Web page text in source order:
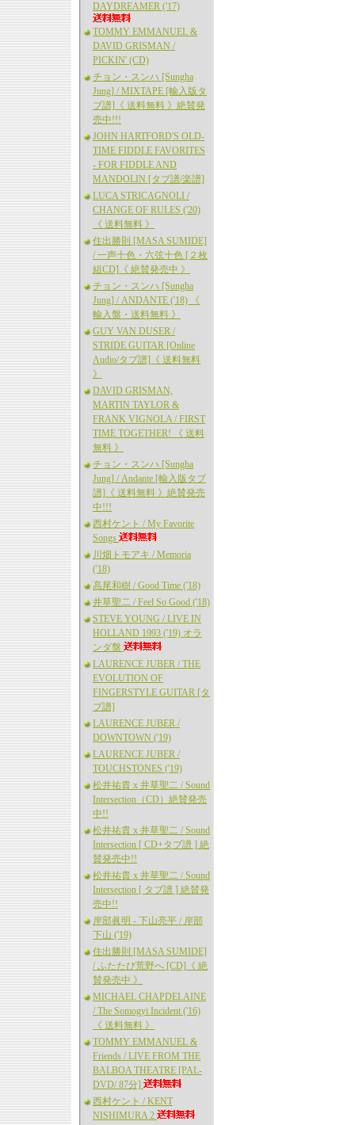
DAYDREAMER ('17)
TOMMY EMMANUEL &
DAVID GRISMAN /
PICKIN' (CD)
チョン・スンハ [Sungha
Jung] / MIXTAPE [輸入版タ
ブ譜]《 送料無料 》絶賛発
売中!!!
JOHN HARTFORD'S OLD-
TIME FIDDLE FAVORITES
- FOR FIDDLE AND
MANDOLIN [タブ譜/楽譜]
LUCA STRICAGNOLI /
CHANGE OF RULES ('20)
《 送料無料 》
住出勝則 [MASA SUMIDE]
/ 一声十色・六弦十色 [２枚
組CD]《 絶賛発売中 》
チョン・スンハ [Sungha
Jung] / ANDANTE ('18) 《
輸入盤・送料無料 》
GUY VAN DUSER /
STRIDE GUITAR [Online
Audio/タブ譜]《 送料無料
》
DAVID GRISMAN,
MARTIN TAYLOR &
FRANK VIGNOLA / FIRST
TIME TOGETHER! 《 送料
無料 》
チョン・スンハ [Sungha
Jung] / Andante [輸入版タブ
譜]《 送料無料 》絶賛発売
中!!!
西村ケント / My Favorite
Songs
川畑トモアキ / Memoria
('18)
高尾和樹 / Good Time ('18)
井草聖二 / Feel So Good ('18)
STEVE YOUNG / LIVE IN
HOLLAND 1993 ('19) オラ
ンダ盤
LAURENCE JUBER / THE
EVOLUTION OF
FINGERSTYLE GUITAR [タ
ブ譜]
LAURENCE JUBER /
DOWNTOWN ('19)
LAURENCE JUBER /
TOUCHSTONES ('19)
松井祐貴 x 井草聖二 / Sound
Intersection（CD）絶賛発売
中!!
松井祐貴 x 井草聖二 / Sound
Intersection [ CD+タブ譜 ] 絶
賛発売中!!
松井祐貴 x 井草聖二 / Sound
Intersection [ タブ譜 ] 絶賛発
売中!!
岸部眞明 - 下山亮平 / 岸部
下山 ('19)
住出勝則 [MASA SUMIDE]
/ ふたたび荒野へ [CD]《 絶
賛発売中 》
MICHAEL CHAPDELAINE
/ The Somogyi Incident ('16)
《 送料無料 》
TOMMY EMMANUEL &
Friends / LIVE FROM THE
BALBOA THEATRE [PAL-
DVD/ 87分]
西村ケント / KENT
NISHIMURA 2